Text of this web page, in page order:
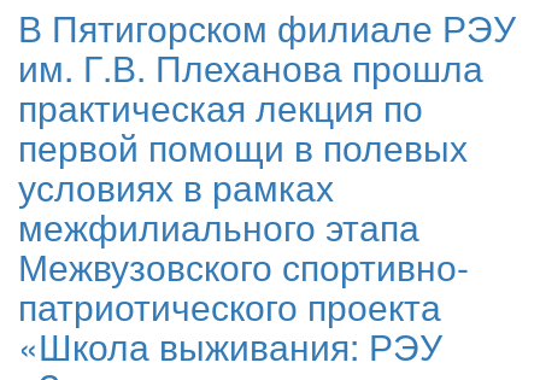
В Пятигорском филиале РЭУ
им. Г.В. Плеханова прошла
практическая лекция по
первой помощи в полевых
условиях в рамках
межфилиального этапа
Межвузовского спортивно-
патриотического проекта
«Школа выживания: РЭУ